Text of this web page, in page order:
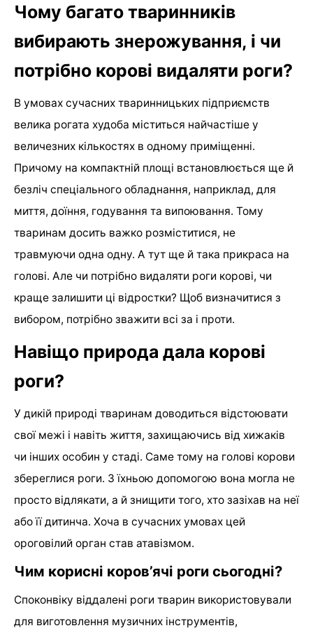
Чому багато тваринників
вибирають знерожування, і чи
потрібно корові видаляти роги?
В умовах сучасних тваринницьких підприємств
велика рогата худоба міститься найчастіше у
величезних кількостях в одному приміщенні.
Причому на компактній площі встановлюється ще й
безліч спеціального обладнання, наприклад, для
миття, доїння, годування та випоювання. Тому
тваринам досить важко розміститися, не
травмуючи одна одну. А тут ще й така прикраса на
голові. Але чи потрібно видаляти роги корові, чи
краще залишити ці відростки? Щоб визначитися з
вибором, потрібно зважити всі за і проти.
Навіщо природа дала корові
роги?
У дикій природі тваринам доводиться відстоювати
свої межі і навіть життя, захищаючись від хижаків
чи інших особин у стаді. Саме тому на голові корови
збереглися роги. З їхньою допомогою вона могла не
просто відлякати, а й знищити того, хто зазіхав на неї
або її дитинча. Хоча в сучасних умовах цей
ороговілий орган став атавізмом.
Чим корисні коров’ячі роги сьогодні?
Споконвіку віддалені роги тварин використовували
для виготовлення музичних інструментів,